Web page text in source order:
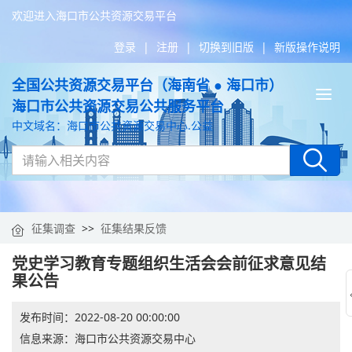
欢迎进入海口市公共资源交易平台
登录 | 注册 | 切换到旧版 | 新版操作说明
全国公共资源交易平台（海南省 ● 海口市）
海口市公共资源交易公共服务平台
中文域名：海口市公共资源交易中心.公益
征集调查 >> 征集结果反馈
党史学习教育专题组织生活会会前征求意见结
果公告
发布时间： 2022-08-20 00:00:00
信息来源： 海口市公共资源交易中心